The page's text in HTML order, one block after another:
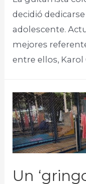
decidió
adolescente.
mejores
entre ellos, Karol
Un